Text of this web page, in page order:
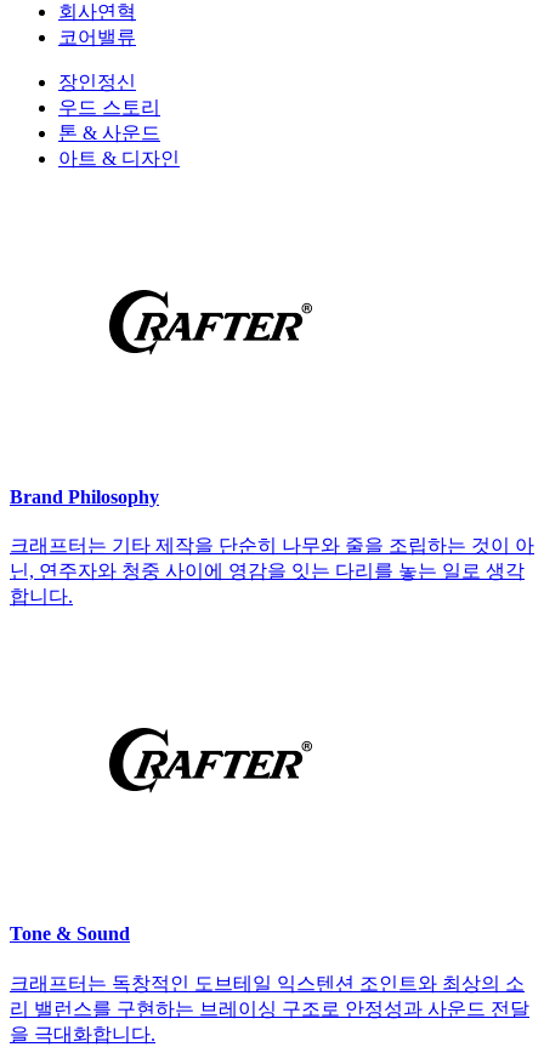
회사연혁
코어밸류
장인정신
우드 스토리
톤 & 사운드
아트 & 디자인
Brand Philosophy
크래프터는 기타 제작을 단순히 나무와 줄을 조립하는 것이 아
닌, 연주자와 청중 사이에 영감을 잇는 다리를 놓는 일로 생각
합니다.
Tone & Sound
크래프터는 독창적인 도브테일 익스텐션 조인트와 최상의 소
리 밸런스를 구현하는 브레이싱 구조로 안정성과 사운드 전달
을 극대화합니다.